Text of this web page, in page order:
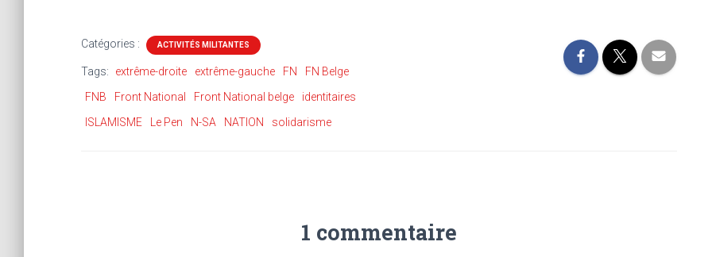
Catégories : ACTIVITÉS MILITANTES
Tags: extrême-droite extrême-gauche FN
FN Belge
FNB
Front National Front National belge
identitaires
ISLAMISME
Le Pen N-SA NATION solidarisme
1 commentaire